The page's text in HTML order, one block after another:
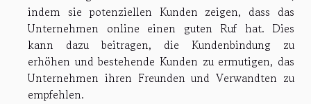
indem sie potenziellen Kunden zeigen, dass das
Unternehmen online einen guten Ruf hat. Dies
kann dazu beitragen, die Kundenbindung zu
erhöhen und bestehende Kunden zu ermutigen, das
Unternehmen ihren Freunden und Verwandten zu
empfehlen.